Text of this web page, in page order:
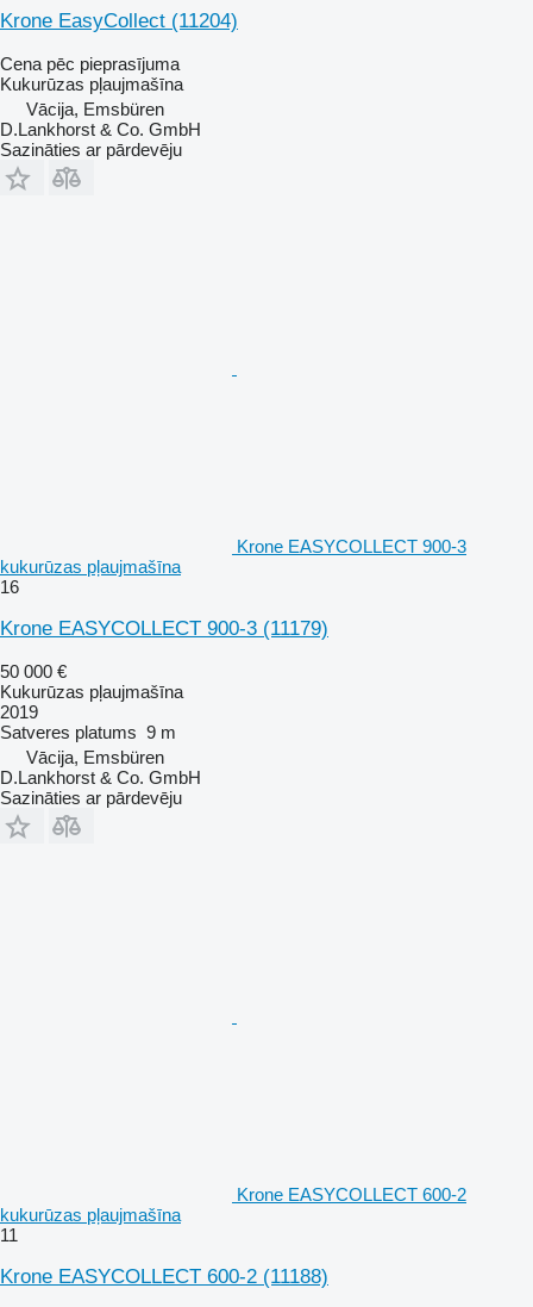
Krone EasyCollect (11204)
Cena pēc pieprasījuma
Kukurūzas pļaujmašīna
Vācija, Emsbüren
D.Lankhorst & Co. GmbH
Sazināties ar pārdevēju
Krone EASYCOLLECT 900-3
kukurūzas pļaujmašīna
16
Krone EASYCOLLECT 900-3 (11179)
50 000 €
Kukurūzas pļaujmašīna
2019
Satveres platums 9 m
Vācija, Emsbüren
D.Lankhorst & Co. GmbH
Sazināties ar pārdevēju
Krone EASYCOLLECT 600-2
kukurūzas pļaujmašīna
11
Krone EASYCOLLECT 600-2 (11188)